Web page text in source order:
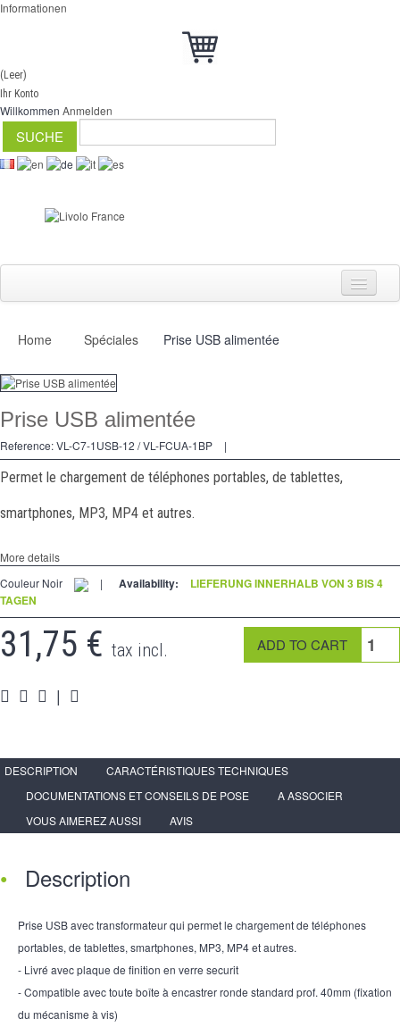
Informationen
(Leer)
Ihr Konto
Willkommen Anmelden
Schalter
Dimmer
Kreuzschalters
Pièces
Medien
Espace PRO
Home Spéciales Prise USB alimentée
Prise USB alimentée
Reference:VL-C7-1USB-12 / VL-FCUA-1BP |
Permet le chargement de téléphones portables, de tablettes,
smartphones, MP3, MP4 et autres.
More details
Couleur Noir
| Availability:
LIEFERUNG INNERHALB VON 3 BIS 4
TAGEN
31,75 € tax incl.
|
DESCRIPTION
CARACTÉRISTIQUES TECHNIQUES
DOCUMENTATIONS ET CONSEILS DE POSE
A ASSOCIER
VOUS AIMEREZ AUSSI
AVIS
Description
Prise USB avec transformateur qui permet le chargement de téléphones
portables, de tablettes, smartphones, MP3, MP4 et autres.
- Livré avec plaque de finition en verre securit
- Compatible avec toute boîte à encastrer ronde standard prof. 40mm (fixation
du mécanisme à vis)